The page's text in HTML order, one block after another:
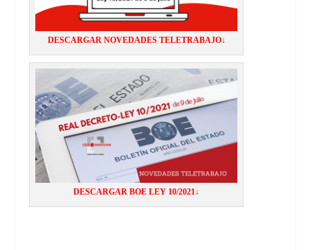
DESCARGAR NOVEDADES TELETRABAJO↓
DESCARGAR BOE LEY 10/2021↓